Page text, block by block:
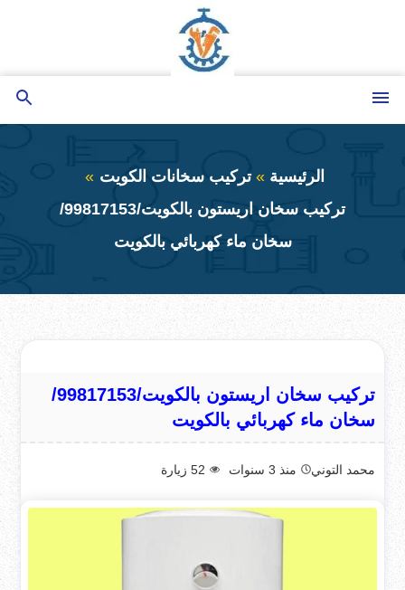
المحتوى
الرئيسية
تركيب سخانات الكويت
تركيب سخان اريستون بالكويت/99817153/
سخان ماء كهربائي بالكويت
تركيب سخان اريستون بالكويت/99817153/
سخان ماء كهربائي بالكويت
محمد التوني منذ 3 سنوات 52 زيارة